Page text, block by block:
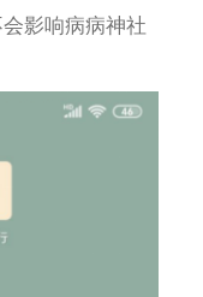
影响病病神社